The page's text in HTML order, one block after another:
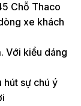
Chỗ Thaco
xe khách
Với kiểu dáng
hút sự chú ý